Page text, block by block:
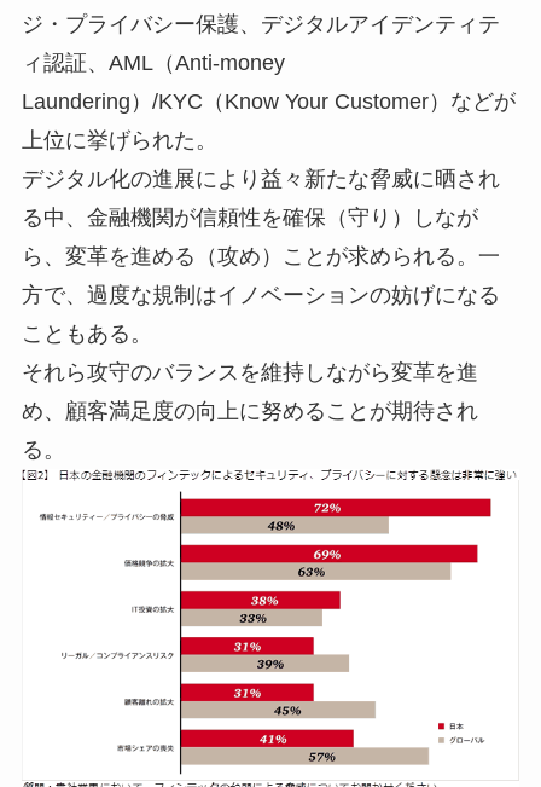
ジ・プライバシー保護、デジタルアイデンティテ
ィ認証、AML（Anti-money
Laundering）/KYC（Know Your Customer）などが
上位に挙げられた。
デジタル化の進展により益々新たな脅威に晒され
る中、金融機関が信頼性を確保（守り）しなが
ら、変革を進める（攻め）ことが求められる。一
方で、過度な規制はイノベーションの妨げになる
こともある。
それら攻守のバランスを維持しながら変革を進
め、顧客満足度の向上に努めることが期待され
る。